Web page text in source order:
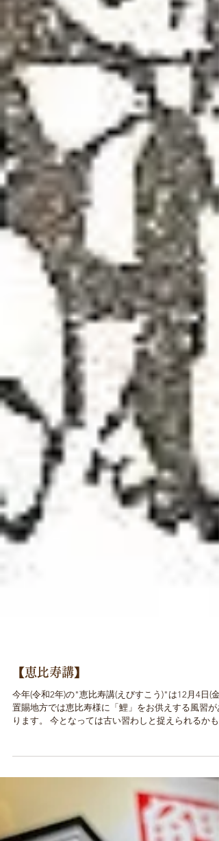
【恵比寿講】
今年(令和2年)の"恵比寿講(えびすこう)"は12月4日(金
置賜地方では恵比寿様に「鯉」をお供えする風習が